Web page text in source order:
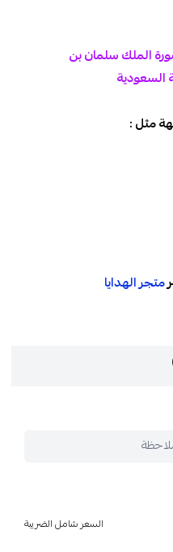
الملك سلمان بن
السعودية
مثل :
متجر الهدايا
السعر شامل الضريبة